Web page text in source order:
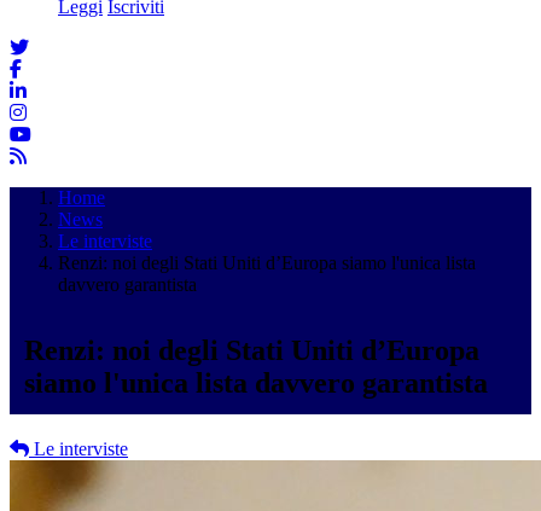
Leggi Iscriviti
Home
News
Le interviste
Renzi: noi degli Stati Uniti d’Europa siamo l'unica lista
davvero garantista
Renzi: noi degli Stati Uniti d’Europa
siamo l'unica lista davvero garantista
Le interviste